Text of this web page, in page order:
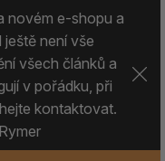
novém e-shopu a
není vše
všech článků a
v pořádku, při
kontaktovat.